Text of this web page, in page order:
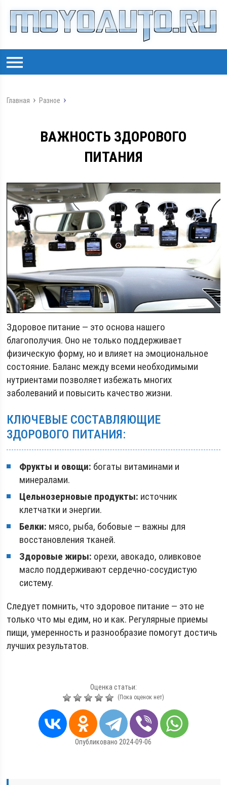
Главная Разное
ВАЖНОСТЬ ЗДОРОВОГО
ПИТАНИЯ
Здоровое питание — это основа нашего
благополучия. Оно не только поддерживает
физическую форму, но и влияет на эмоциональное
состояние. Баланс между всеми необходимыми
нутриентами позволяет избежать многих
заболеваний и повысить качество жизни.
КЛЮЧЕВЫЕ СОСТАВЛЯЮЩИЕ
ЗДОРОВОГО ПИТАНИЯ:
Фрукты и овощи: богаты витаминами и
минералами.
Цельнозерновые продукты: источник
клетчатки и энергии.
Белки: мясо, рыба, бобовые — важны для
восстановления тканей.
Здоровые жиры: орехи, авокадо, оливковое
масло поддерживают сердечно-сосудистую
систему.
Следует помнить, что здоровое питание — это не
только что мы едим, но и как. Регулярные приемы
пищи, умеренность и разнообразие помогут достичь
лучших результатов.
Оценка статьи:
(Пока оценок нет)
Опубликовано 2024-09-06